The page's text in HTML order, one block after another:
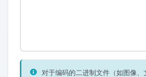
对于编码的二进制文件（如图像、